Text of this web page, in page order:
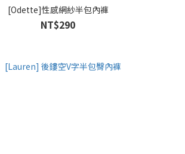
[Odette]性感網紗半包內褲
NT$290